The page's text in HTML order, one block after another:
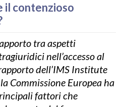
il contenzioso
tra aspetti
nell’accesso al
dell’IMS Institute
Commissione Europea ha
fattori che